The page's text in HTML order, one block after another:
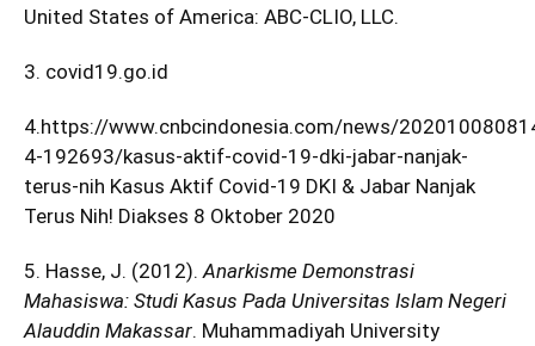
United States of America: ABC-CLIO, LLC.
3. covid19.go.id
4.https://www.cnbcindonesia.com/news/
4-192693/kasus-aktif-covid-19-dki-jabar-nanjak-
terus-nih Kasus Aktif Covid-19 DKI & Jabar Nanjak
Terus Nih! Diakses 8 Oktober 2020
5. Hasse, J. (2012). Anarkisme Demonstrasi
Mahasiswa: Studi Kasus Pada Universitas Islam Negeri
Alauddin Makassar. Muhammadiyah University